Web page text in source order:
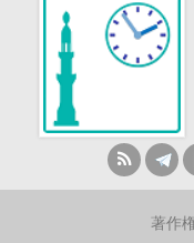
著作